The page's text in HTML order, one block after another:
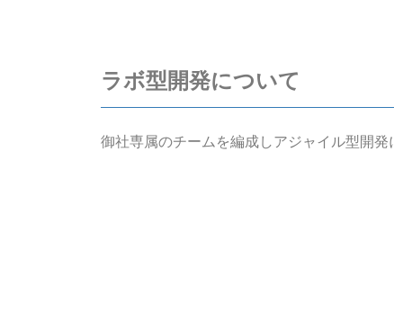
ラボ型開発について
御社専属のチームを編成しアジャイル型開